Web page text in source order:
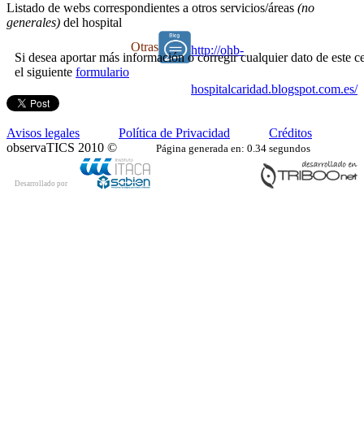
Listado de webs correspondientes a otros servicios/áreas (no
generales) del hospital
Otras
http://ohb-
hospitalcaridad.blogspot.com.es/
Si desea aportar más información o corregir cualquier dato de este
el siguiente formulario
Avisos legales Política de Privacidad
Créditos
observaTICS 2010 ©
Página generada en: 0.34 segundos
Desarrollado por